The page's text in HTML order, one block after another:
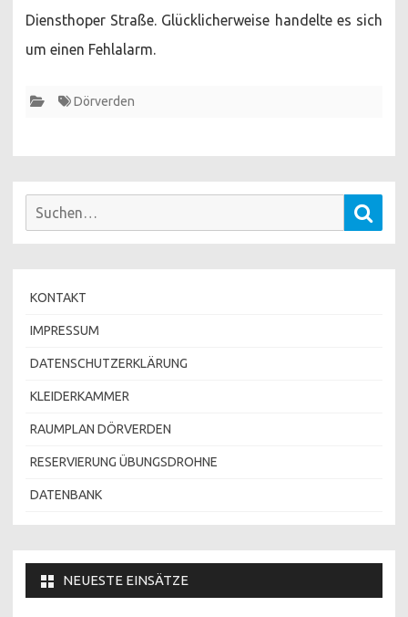
Diensthoper Straße. Glücklicherweise handelte es sich
um einen Fehlalarm.
Dörverden
Suchen
KONTAKT
IMPRESSUM
DATENSCHUTZERKLÄRUNG
KLEIDERKAMMER
RAUMPLAN DÖRVERDEN
RESERVIERUNG ÜBUNGSDROHNE
DATENBANK
NEUESTE EINSÄTZE